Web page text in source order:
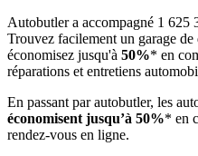
Autobutler a accompagné 1 625
Trouvez facilement un garage
économisez jusqu'à 50%* en
réparations et entretiens
En passant par autobutler, les
économisent jusqu’à 50%* en
rendez-vous en ligne.